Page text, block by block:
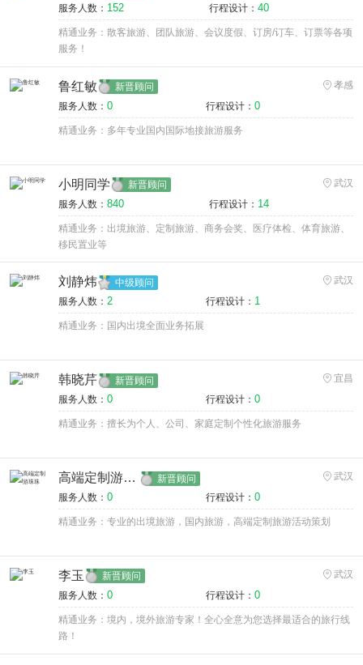
服务人数： 152 行程设计： 40
精通业务：散客旅游、团队旅游、会议度假、订房/订车、订票等各项
服务！
鲁红敏 新晋顾问
孝感
服务人数： 0 行程设计： 0
精通业务：多年专业国内国际地接旅游服务
小明同学 新晋顾问
武汉
服务人数： 840 行程设计： 14
精通业务：出境旅游、定制旅游、商务会奖、医疗体检、体育旅游、
移民置业等
刘静炜 中级顾问
武汉
服务人数： 2 行程设计： 1
精通业务：国内出境全面业务拓展
韩晓芹 新晋顾问
宜昌
服务人数： 0 行程设计： 0
精通业务：擅长为个人、公司、家庭定制个性化旅游服务
高端定制游珠珠 新晋顾问
武汉
服务人数： 0 行程设计： 0
精通业务：专业的出境旅游，国内旅游，高端定制旅游活动策划
李玉 新晋顾问
武汉
服务人数： 0 行程设计： 0
精通业务：境内，境外旅游专家！全心全意为您选择最适合的旅行线
路！